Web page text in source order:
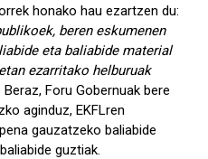
honako hau ezartzen du:
beren eskumenen
eta baliabide material
ezarritako helburuak
Beraz, Foru Gobernuak bere
aginduz, EKFLren
gauzatzeko baliabide
guztiak.